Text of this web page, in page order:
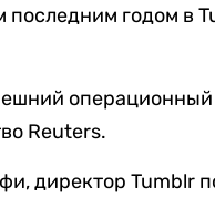
последним годом в
Reuters.
директор Tumblr